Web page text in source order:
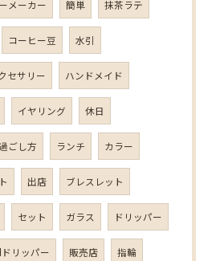
メーカー 簡単 抹茶ラテ
コーヒー豆 水引
セサリー ハンドメイド
イヤリング 休日
ごし方 ランチ カラー
出店 ブレスレット
セット ガラス ドリッパー
ドリッパー 販売店 指輪